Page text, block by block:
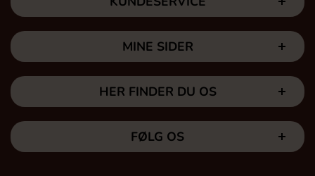
MINE SIDER
HER FINDER DU OS
FØLG OS